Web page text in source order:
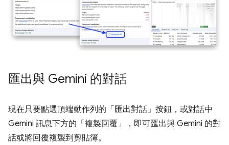
匯出與 Gemini 的對話
現在只要點選頂端動作列的「匯出對話」 按鈕，或對話中
Gemini 訊息下方的「複製回覆」
，即可匯出與 Gemini 的對
話或將回覆複製到剪貼簿。